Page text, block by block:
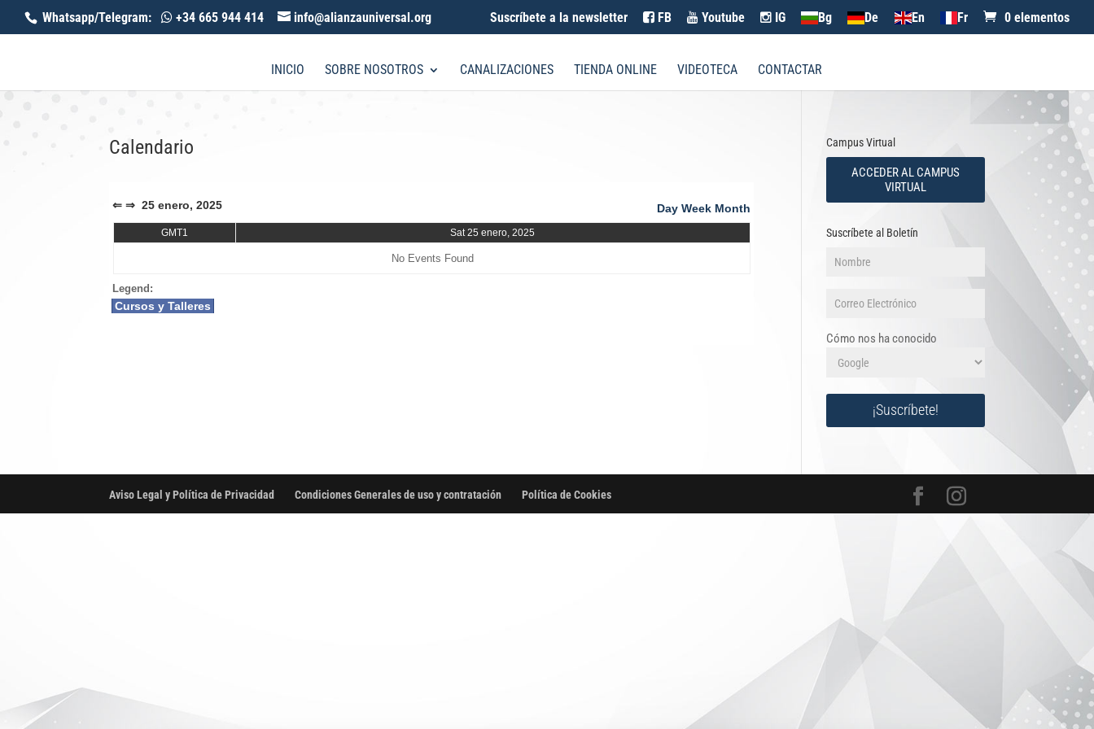
Whatsapp/Telegram: +34 665 944 414 info@alianzauniversal.org Suscríbete a la newsletter FB Youtube IG Bg De En Fr 0 elementos
INICIO SOBRE NOSOTROS CANALIZACIONES TIENDA ONLINE VIDEOTECA CONTACTAR
Calendario
⇐ ⇒ 25 enero, 2025 Day Week Month
GMT1 Sat 25 enero, 2025
No Events Found
Legend:
Cursos y Talleres
Campus Virtual
ACCEDER AL CAMPUS
VIRTUAL
Suscríbete al Boletín
Cómo nos ha conocido
Aviso Legal y Política de Privacidad Condiciones Generales de uso y contratación Política de Cookies